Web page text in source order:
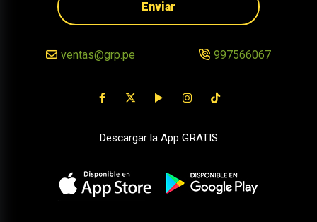
Enviar
ventas@grp.pe 997566067
Descargar la App GRATIS